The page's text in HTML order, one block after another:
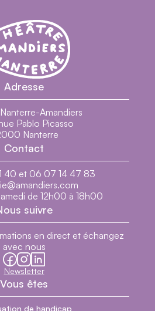
Nanterre-Amandiers - Centre
Théâtre Nanterre-Amandiers
Adresse
Amandiers
Pablo Picasso
Nanterre
Contact
40 et 06 07 14 47 83
de 12h00 à 18h00
suivre
en direct et échangez
avec nous
facebook
instagram
linkedin
Newsletter
Vous êtes
de handicap